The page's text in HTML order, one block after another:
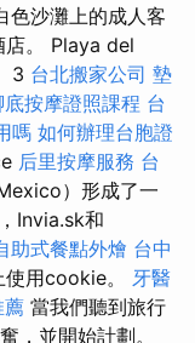
色沙灘上的成人客
店。 Playa del
3 台北搬家公司 墊
底按摩證照課程 台
嗎 如何辦理台胞證
后里按摩服務 台
）形成了一
Invia.sk和
助式餐點外燴 台中
用cookie。 牙醫
薦 當我們聽到旅行
，並開始計劃。